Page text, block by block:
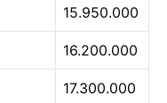
15.950.000
16.200.000
17.300.000